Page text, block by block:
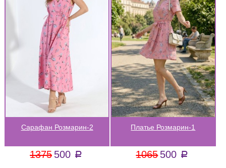
Сарафан Розмарин-2
1375 500 a
Платье Розмарин-1
1065 500 a